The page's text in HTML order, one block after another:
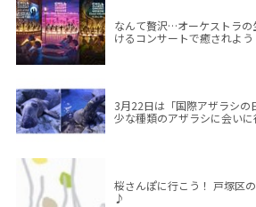
なんて贅沢…オーケストラ
けるコンサートで癒されよう
3月22日は「国際アザラシの
少な種類のアザラシに会いに
桜さんぽに行こう！ 戸塚区
♪